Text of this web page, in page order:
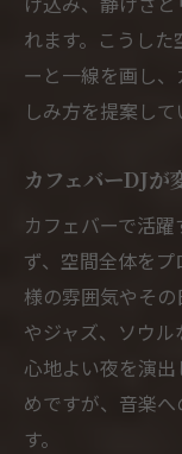
れます。こうし
ーと一線を画し
しみ方を提案して
カフェバーDJが
カフェバーで活
ず、空間全体を
様の雰囲気やそ
やジャズ、ソウル
心地よい夜を演
めですが、音楽
す。